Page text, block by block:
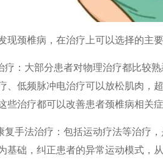
颈椎病，在治疗上可以选择的主要
大部分患者对物理治疗都比较熟
、低频脉冲电治疗可以放松肌肉，
些治疗都可以改善患者颈椎病相关症
手法治疗：包括运动疗法等治疗，
基础，纠正患者的异常运动模式，